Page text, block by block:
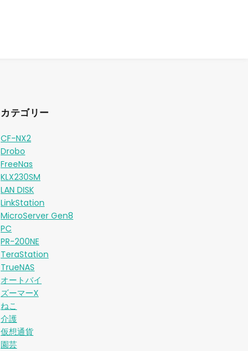
カテゴリー
CF-NX2
Drobo
FreeNas
KLX230SM
LAN DISK
LinkStation
MicroServer Gen8
PC
PR-200NE
TeraStation
TrueNAS
オートバイ
ズーマーX
ねこ
介護
仮想通貨
園芸